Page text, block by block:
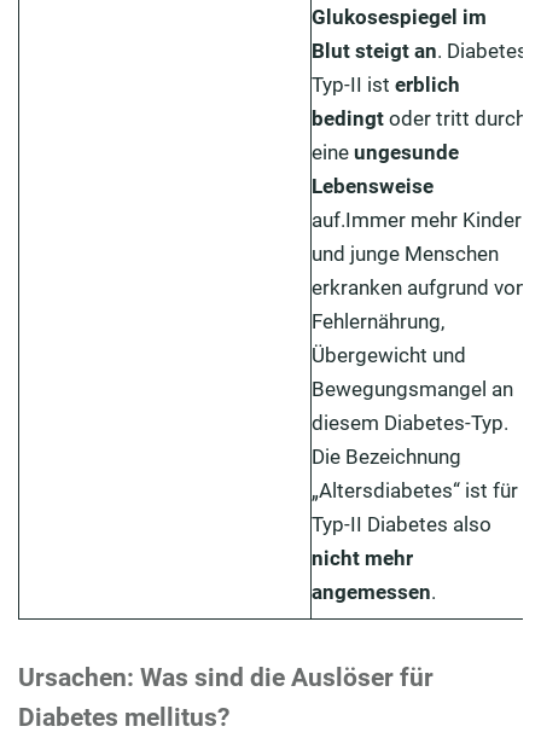
Glukosespiegel im
Blut steigt an. Diabetes
Typ-II ist erblich
bedingt oder tritt durch
eine ungesunde
Lebensweise
auf.Immer mehr Kinder
und junge Menschen
erkranken aufgrund von
Fehlernährung,
Übergewicht und
Bewegungsmangel an
diesem Diabetes-Typ.
Die Bezeichnung
„Altersdiabetes“ ist für
Typ-II Diabetes also
nicht mehr
angemessen.
Ursachen: Was sind die Auslöser für
Diabetes mellitus?